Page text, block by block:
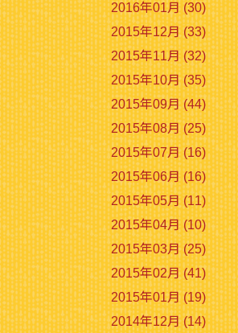
2016年01月 (30)
2015年12月 (33)
2015年11月 (32)
2015年10月 (35)
2015年09月 (44)
2015年08月 (25)
2015年07月 (16)
2015年06月 (16)
2015年05月 (11)
2015年04月 (10)
2015年03月 (25)
2015年02月 (41)
2015年01月 (19)
2014年12月 (14)